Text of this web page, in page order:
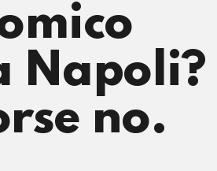
Napoli?
no.